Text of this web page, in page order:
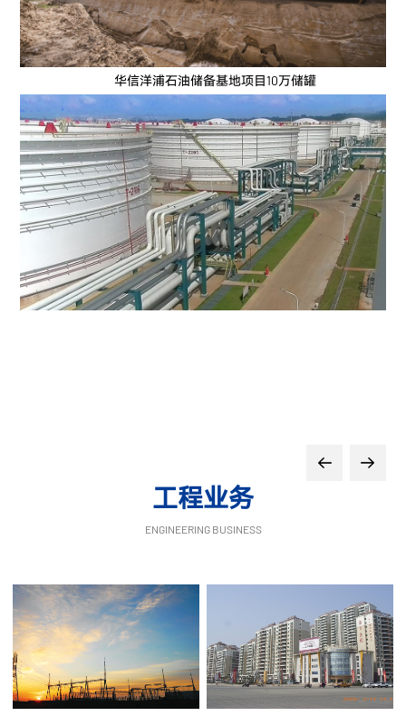
华信洋浦石油储备基地项目10万储罐
工程业务
ENGINEERING BUSINESS